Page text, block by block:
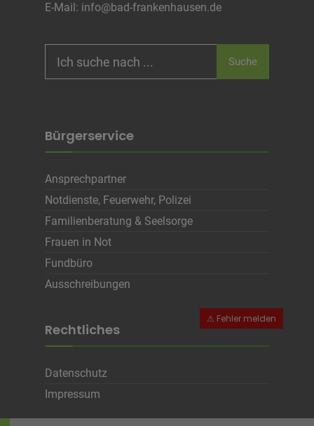
E-Mail: info@bad-frankenhausen.de
for:
Suche
Bürgerservice
Ansprechpartner
Notdienste, Feuerwehr, Polizei
Familienberatung & Seelsorge
Frauen in Not
Fundbüro
Ausschreibungen
Rechtliches
Datenschutz
Impressum